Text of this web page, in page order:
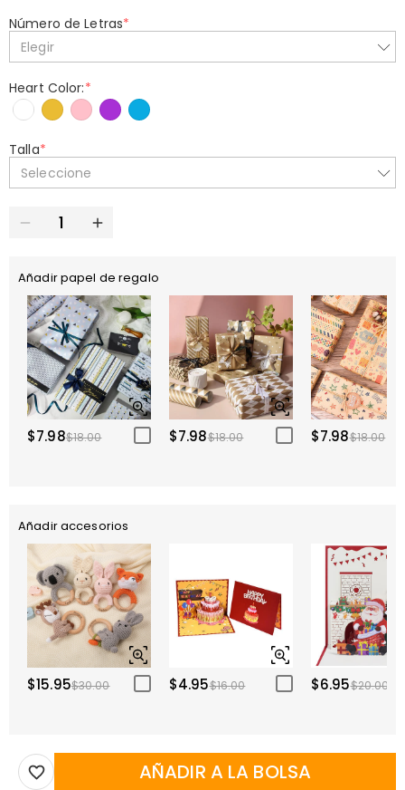
Número de Letras*
Elegir
Heart Color:*
Talla*
Seleccione
Añadir papel de regalo
$7.98$18.00 $7.98$18.00 $7.98$18.00
Añadir accesorios
$15.95$30.00 $4.95$16.00 $6.95$20.00
AÑADIR A LA BOLSA